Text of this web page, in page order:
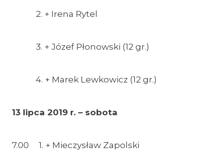
2. + Irena Rytel
3. + Józef Płonowski (12 gr.)
4. + Marek Lewkowicz (12 gr.)
13 lipca 2019 r. – sobota
7.00 1. + Mieczysław Zapolski